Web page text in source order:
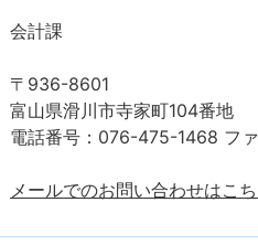
会計課
〒936-8601
富山県滑川市寺家町104番地
電話番号：076-475-1468 フ
メールでのお問い合わせはこ